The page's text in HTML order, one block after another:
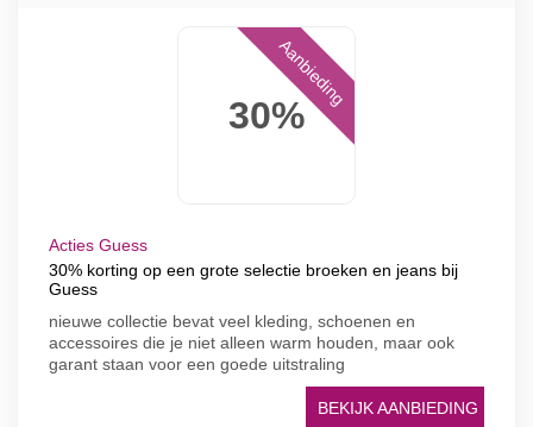
30%
Aanbieding
Acties Guess
30% korting op een grote selectie broeken en jeans bij
Guess
nieuwe collectie bevat veel kleding, schoenen en
accessoires die je niet alleen warm houden, maar ook
garant staan ​​voor een goede uitstraling
BEKIJK AANBIEDING